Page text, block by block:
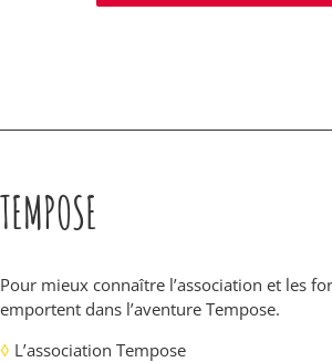
TEMPOSE
Pour mieux connaître l’association et les
emportent dans l’aventure Tempose.
◊ L’association Tempose